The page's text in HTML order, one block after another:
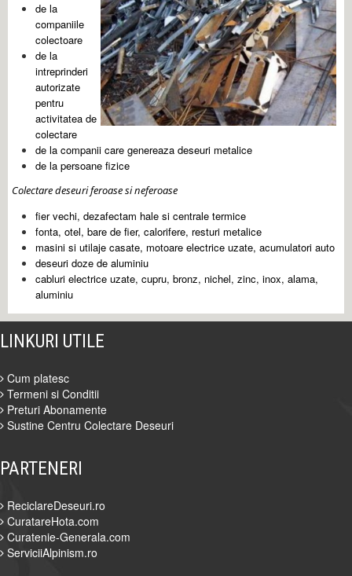
de la
companiile
colectoare
de la
intreprinderi
autorizate
pentru
activitatea de
colectare
de la companii care genereaza deseuri metalice
de la persoane fizice
Colectare deseuri feroase si neferoase
fier vechi, dezafectam hale si centrale termice
fonta, otel, bare de fier, calorifere, resturi metalice
masini si utilaje casate, motoare electrice uzate, acumulatori auto
deseuri doze de aluminiu
cabluri electrice uzate, cupru, bronz, nichel, zinc, inox, alama,
aluminiu
LINKURI UTILE
Cum platesc
Termeni si Conditii
Preturi Abonamente
Sustine Centru Colectare Deseuri
PARTENERI
ReciclareDeseuri.ro
CuratareHota.com
Curatenie-Generala.com
ServiciiAlpinism.ro